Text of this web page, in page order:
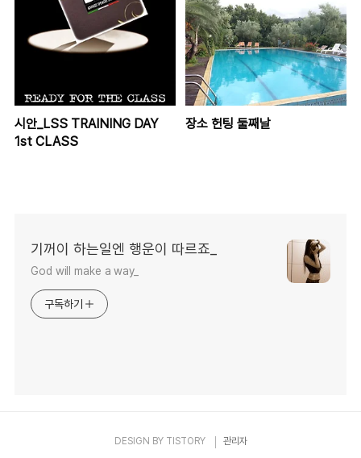
시안_LSS TRAINING DAY
1st CLASS
장소 헌팅 둘째날
기꺼이 하는일엔 행운이 따르죠_
God will make a way_
구독하기
DESIGN BY TISTORY 관리자